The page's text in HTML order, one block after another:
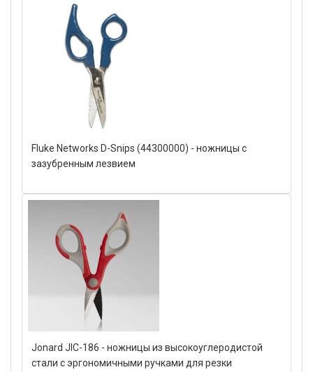
Fluke Networks D-Snips (44300000) - ножницы с
зазубренным лезвием
Jonard JIC-186 - ножницы из высокоуглеродистой
стали с эргономичными ручками для резки